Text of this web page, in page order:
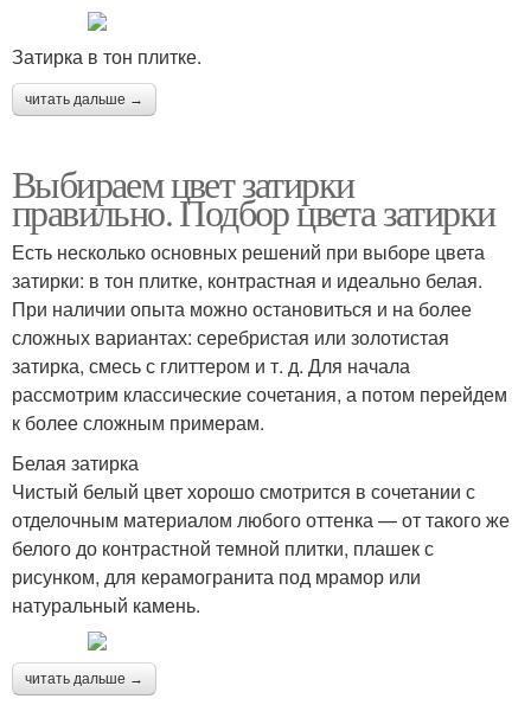
Затирка в тон плитке.
читать дальше →
Выбираем цвет затирки
правильно. Подбор цвета затирки
Есть несколько основных решений при выборе цвета
затирки: в тон плитке, контрастная и идеально белая.
При наличии опыта можно остановиться и на более
сложных вариантах: серебристая или золотистая
затирка, смесь с глиттером и т. д. Для начала
рассмотрим классические сочетания, а потом перейдем
к более сложным примерам.
Белая затирка
Чистый белый цвет хорошо смотрится в сочетании с
отделочным материалом любого оттенка — от такого же
белого до контрастной темной плитки, плашек с
рисунком, для керамогранита под мрамор или
натуральный камень.
читать дальше →